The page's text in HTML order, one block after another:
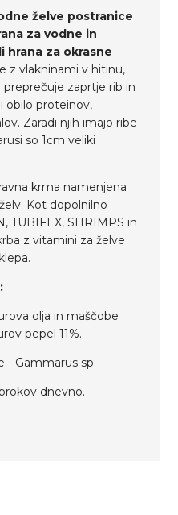
želve postranice
za vodne in
za okrasne
z vlakninami v hitinu,
preprečuje zaprtje rib in
obilo proteinov,
Zaradi njih imajo ribe
so 1cm veliki
krma namenjena
Kot dopolnilno
TUBIFEX, SHRIMPS in
z vitamini za želve
olja in maščobe
pepel 11%.
- Gammarus sp.
dnevno.